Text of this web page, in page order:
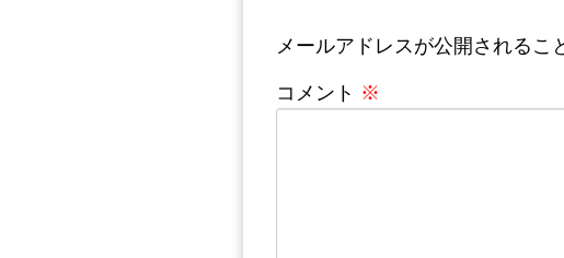
メールアドレスが公開されるこ
コメント ※